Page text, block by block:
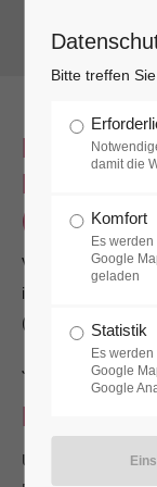
Bitte treffen
damit die
Komfort
Es
Google
geladen
Statistik
Es
Google
Google
Register|Lost
(„DSGVO“)
Verantwortliche
insbesondere der
(DSGVO), ist:
Jochen M.
Ihre
Unter den